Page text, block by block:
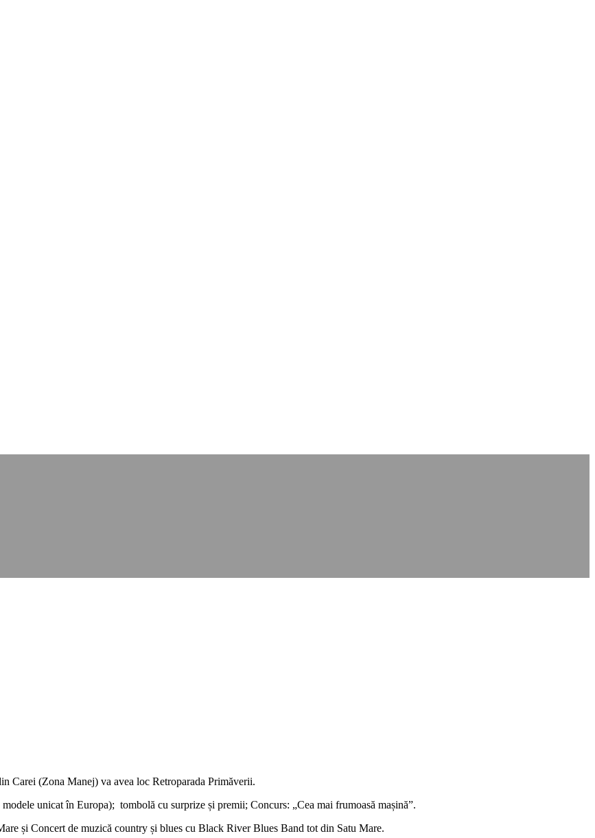
Carei (Zona Manej) va avea loc Retroparada Primăverii.
unicat în Europa); tombolă cu surprize și premii; Concurs: „Cea mai frumoasă mașină”.
și Concert de muzică country și blues cu Black River Blues Band tot din Satu Mare.